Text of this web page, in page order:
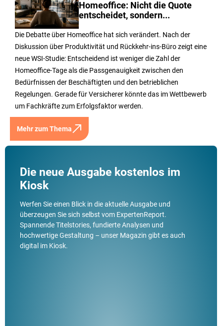
Homeoffice: Nicht die Quote
entscheidet, sondern...
Die Debatte über Homeoffice hat sich verändert. Nach der
Diskussion über Produktivität und Rückkehr-ins-Büro zeigt eine
neue WSI-Studie: Entscheidend ist weniger die Zahl der
Homeoffice-Tage als die Passgenauigkeit zwischen den
Bedürfnissen der Beschäftigten und den betrieblichen
Regelungen. Gerade für Versicherer könnte das im Wettbewerb
um Fachkräfte zum Erfolgsfaktor werden.
Mehr zum Thema
Die neue Ausgabe kostenlos im
Kiosk
Werfen Sie einen Blick in die aktuelle Ausgabe und
überzeugen Sie sich selbst vom ExpertenReport.
Spannende Titelstories, fundierte Analysen und
hochwertige Gestaltung – unser Magazin gibt es auch
digital im Kiosk.